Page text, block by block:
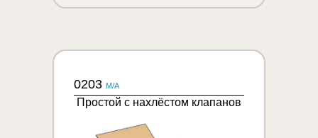
0203 M/A
Простой с нахлёстом клапанов